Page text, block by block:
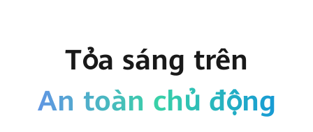
Tỏa sáng trên
An toàn chủ động